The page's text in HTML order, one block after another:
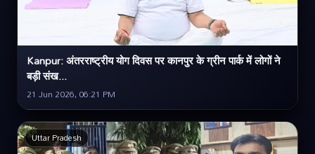
Kanpur: अंतरराष्ट्रीय योग दिवस पर कानपुर के ग्रीन पार्क में लोगों ने
बड़ी संख...
21 Jun 2026, 06:21 PM
Uttar Pradesh